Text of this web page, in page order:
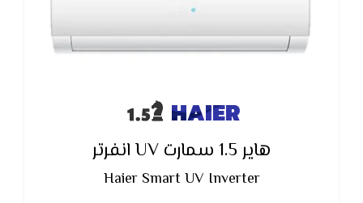
HAIER
هاير 1.5 سمارت UV انفرتر
Haier Smart UV Inverter